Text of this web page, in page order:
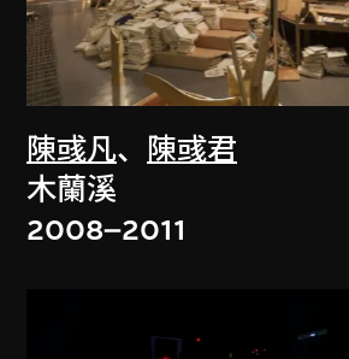
陳彧凡、
陳彧君
木蘭溪
2008–2011